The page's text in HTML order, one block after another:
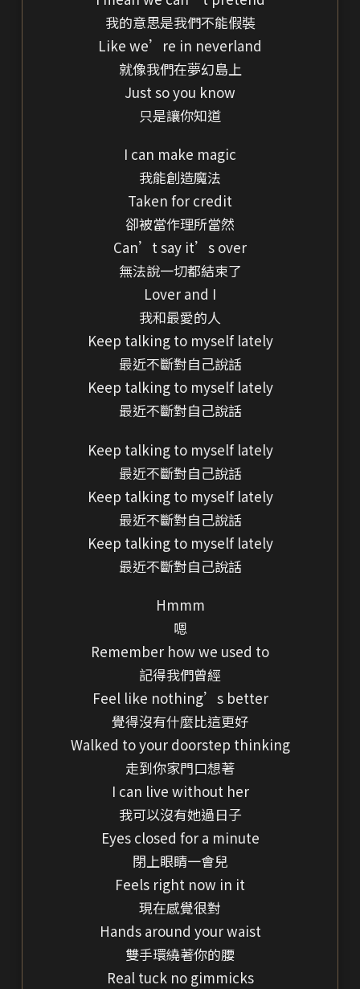
我的意思是我們不能假裝
Like we’re in neverland
就像我們在夢幻島上
Just so you know
只是讓你知道
I can make magic
我能創造魔法
Taken for credit
卻被當作理所當然
Can’t say it’s over
無法說一切都結束了
Lover and I
我和最愛的人
Keep talking to myself lately
最近不斷對自己說話
Keep talking to myself lately
最近不斷對自己說話
Keep talking to myself lately
最近不斷對自己說話
Keep talking to myself lately
最近不斷對自己說話
Keep talking to myself lately
最近不斷對自己說話
Hmmm
嗯
Remember how we used to
記得我們曾經
Feel like nothing’s better
覺得沒有什麼比這更好
Walked to your doorstep thinking
走到你家門口想著
I can live without her
我可以沒有她過日子
Eyes closed for a minute
閉上眼睛一會兒
Feels right now in it
現在感覺很對
Hands around your waist
雙手環繞著你的腰
Real tuck no gimmicks